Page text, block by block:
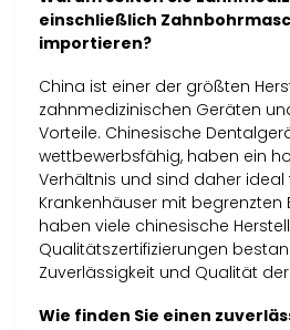
einschließlich
importieren?
China ist einer der größten
zahnmedizinischen Geräten
Vorteile. Chinesische
wettbewerbsfähig, haben ein
Verhältnis und sind daher ideal
Krankenhäuser mit begrenzten
haben viele chinesische
Qualitätszertifizierungen
Zuverlässigkeit und Qualität
Wie finden Sie einen